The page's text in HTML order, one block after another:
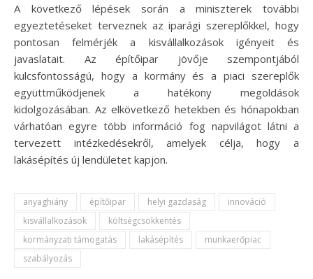
A következő lépések során a miniszterek további
egyeztetéseket terveznek az iparági szereplőkkel, hogy
pontosan felmérjék a kisvállalkozások igényeit és
javaslatait. Az építőipar jövője szempontjából
kulcsfontosságú, hogy a kormány és a piaci szereplők
együttműködjenek a hatékony megoldások
kidolgozásában. Az elkövetkező hetekben és hónapokban
várhatóan egyre több információ fog napvilágot látni a
tervezett intézkedésekről, amelyek célja, hogy a
lakásépítés új lendületet kapjon.
anyaghiány építőipar helyi gazdaság
innováció
kisvállalkozások
költségcsökkentés
kormányzati támogatás
lakásépítés
munkaerőpiac
szabályozás